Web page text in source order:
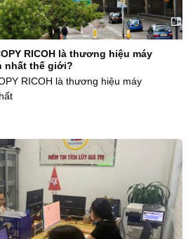
RICOH là thương hiệu máy
nhất thế giới?
RICOH là thương hiệu máy